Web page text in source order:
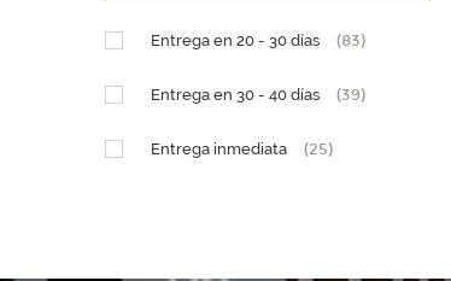
Entrega en 20 - 30 días (83)
Entrega en 30 - 40 días (39)
Entrega inmediata (25)